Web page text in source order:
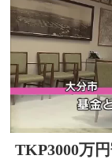
TKP3000万